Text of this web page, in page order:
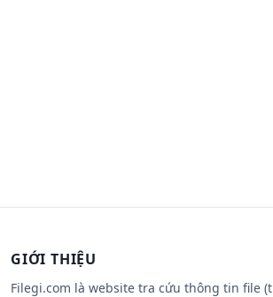
GIỚI THIỆU
Filegi.com là website tra cứu thông tin file